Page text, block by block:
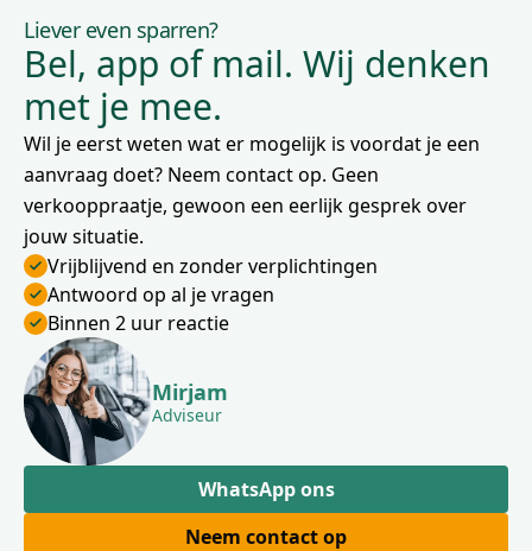
Liever even sparren?
Bel, app of mail. Wij denken
met je mee.
Wil je eerst weten wat er mogelijk is voordat je een
aanvraag doet? Neem contact op. Geen
verkooppraatje, gewoon een eerlijk gesprek over
jouw situatie.
Vrijblijvend en zonder verplichtingen
Antwoord op al je vragen
Binnen 2 uur reactie
Mirjam
Adviseur
WhatsApp ons
Neem contact op